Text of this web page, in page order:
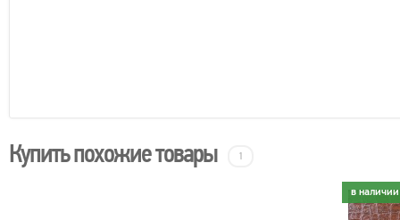
Купить похожие товары 1
в наличии